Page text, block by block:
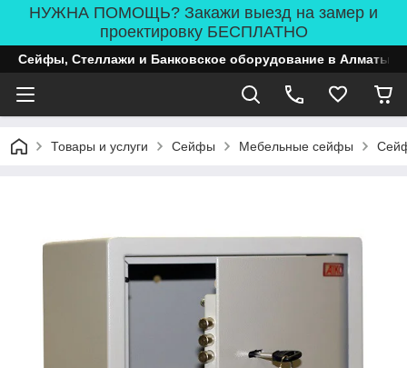
НУЖНА ПОМОЩЬ? Закажи выезд на замер и
проектировку БЕСПЛАТНО
Сейфы, Стеллажи и Банковское оборудование в Алматы
Товары и услуги Сейфы Мебельные сейфы